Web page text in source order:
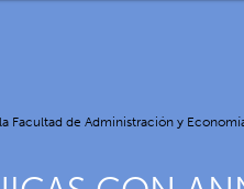
Facultad de Administración y